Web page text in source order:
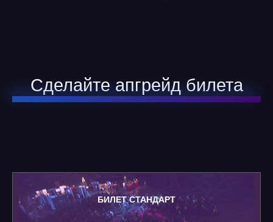
Сделайте апгрейд билета
БИЛЕТ СТАНДАРТ